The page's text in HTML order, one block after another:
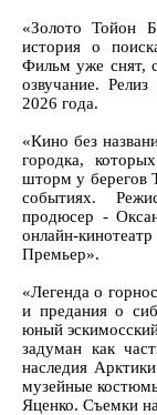
«Золото Тойон
история о
Фильм уже снят,
озвучание.
2026 года.
«Кино без
городка,
шторм у берегов
событиях.
продюсер -
онлайн-
Премьер».
«Легенда о
и предания о
юный
задуман как
наследия
музейные
Яценко. Съемки